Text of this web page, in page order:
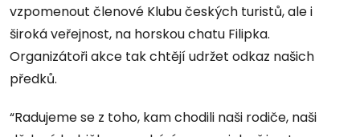
vzpomenout členové Klubu českých turistů, ale i
široká veřejnost, na horskou chatu Filipka.
Organizátoři akce tak chtějí udržet odkaz našich
předků.
“Radujeme se z toho, kam chodili naši rodiče, naši